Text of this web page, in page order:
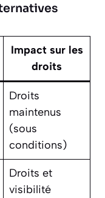
Impact sur les
droits
Droits
maintenus
(sous
conditions)
Droits et
visibilité